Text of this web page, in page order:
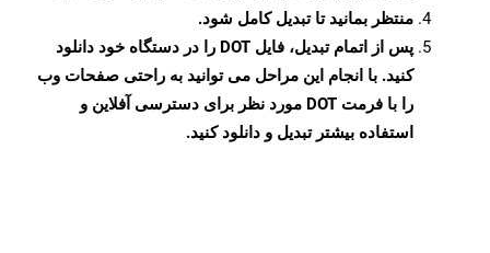
منتظر بمانید تا تبدیل کامل شود.
پس از اتمام تبدیل، فایل DOT را در دستگاه خود دانلود
کنید. با انجام این مراحل می توانید به راحتی صفحات وب
را با فرمت DOT مورد نظر برای دسترسی آفلاین و
استفاده بیشتر تبدیل و دانلود کنید.